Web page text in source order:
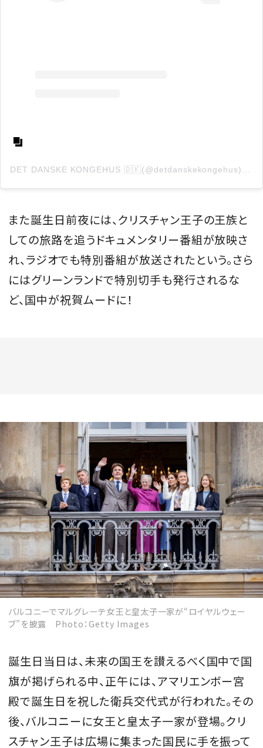
DET DANSKE KONGEHUS 🇩🇰(@detdanskekongehus)がシェアした投稿
また誕生日前夜には、クリスチャン王子の王族と
しての旅路を追うドキュメンタリー番組が放映さ
れ、ラジオでも特別番組が放送されたという。さら
にはグリーンランドで特別切手も発行されるな
ど、国中が祝賀ムードに！
バルコニーでマルグレーテ女王と皇太子一家が“ロイヤルウェー
ブ”を披露 Photo：Getty Images
誕生日当日は、未来の国王を讃えるべく国中で国
旗が掲げられる中、正午には、アマリエンボー宮
殿で誕生日を祝した衛兵交代式が行われた。その
後、バルコニーに女王と皇太子一家が登場。クリ
スチャン王子は広場に集まった国民に手を振って